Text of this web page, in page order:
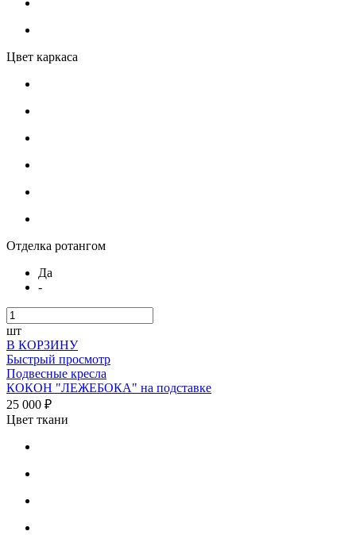
Цвет каркаса
Отделка ротангом
Да
-
шт
В КОРЗИНУ
Быстрый просмотр
Подвесные кресла
КОКОН "ЛЕЖЕБОКА" на подставке
25 000 ₽
Цвет ткани